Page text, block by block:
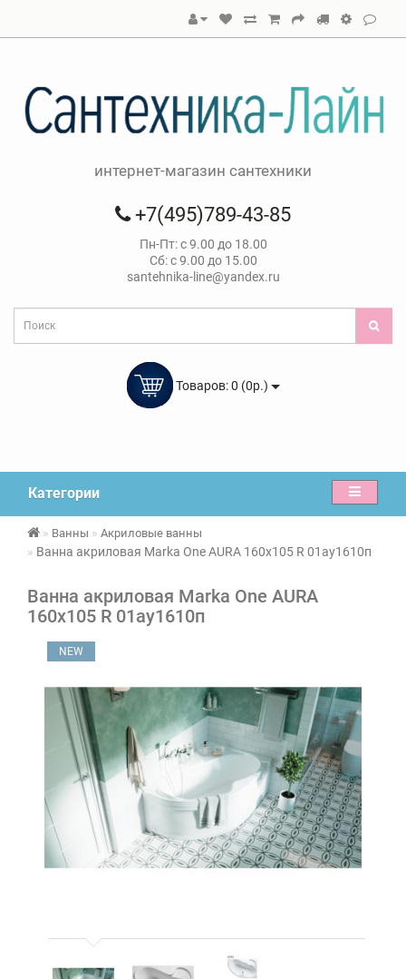
интернет-магазин сантехники
+7(495)789-43-85
Пн-Пт: с 9.00 до 18.00
Сб: с 9.00 до 15.00
santehnika-line@yandex.ru
Товаров: 0 (0р.)
Категории
Ванны Акриловые ванны
Ванна акриловая Marka One AURA 160х105 R 01ау1610п
Ванна акриловая Marka One AURA
160х105 R 01ау1610п
NEW